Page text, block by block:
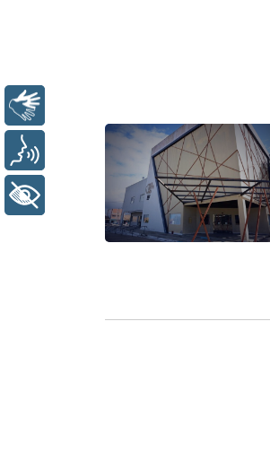
+ Acessibilidade